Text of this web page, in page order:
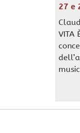
27 e
VITA